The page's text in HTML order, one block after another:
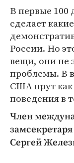
В первые 100
сделает
России. Но
вещи, они не
проблемы. В
США прут как
поведения в
Член
Сергей